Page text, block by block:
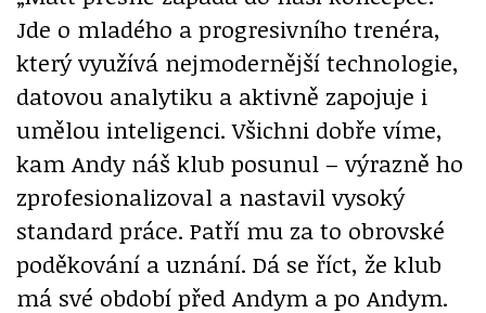
Jde o mladého a progresivního trenéra,
který využívá nejmodernější technologie,
datovou analytiku a aktivně zapojuje i
umělou inteligenci. Všichni dobře víme,
kam Andy náš klub posunul – výrazně ho
zprofesionalizoval a nastavil vysoký
standard práce. Patří mu za to obrovské
poděkování a uznání. Dá se říct, že klub
má své období před Andym a po Andym.